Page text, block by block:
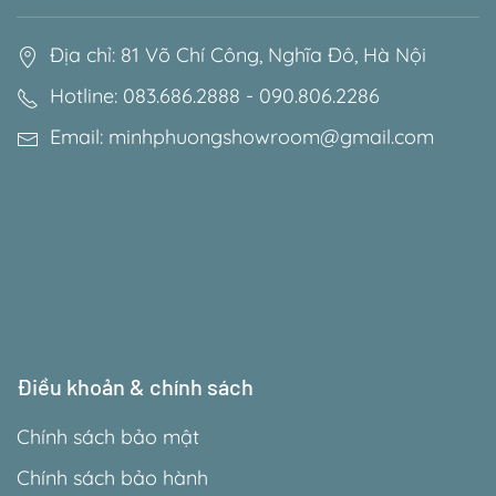
Địa chỉ: 81 Võ Chí Công, Nghĩa Đô, Hà Nội
Hotline: 083.686.2888 - 090.806.2286
Email: minhphuongshowroom@gmail.com
Điều khoản & chính sách
Chính sách bảo mật
Chính sách bảo hành